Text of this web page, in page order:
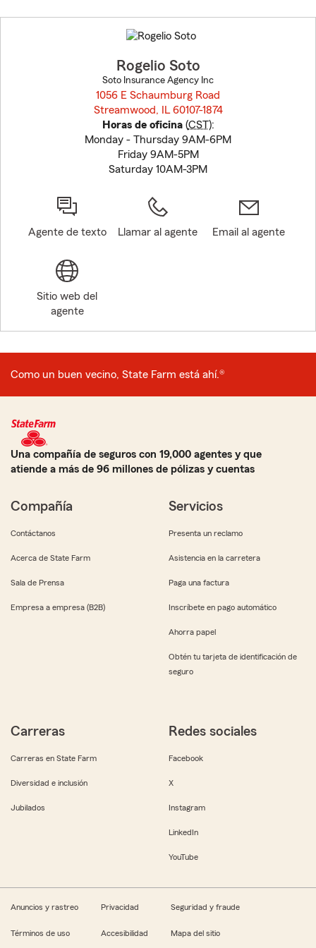
to
before
Rogelio Soto
Soto Insurance Agency Inc
1056 E Schaumburg Road
Streamwood, IL 60107-1874
Horas de oficina(CST):
Monday - Thursday 9AM-6PM
Friday 9AM-5PM
Saturday 10AM-3PM
Agente de texto Llamar al agente Email al agente
Sitio web del
agente
Como un buen vecino, State Farm está ahí.®
Una compañía de seguros con 19,000 agentes y que
atiende a más de 96 millones de pólizas y cuentas
Compañía
Contáctanos
Acerca de State Farm
Sala de Prensa
Empresa a empresa (B2B)
Servicios
Presenta un reclamo
Asistencia en la carretera
Paga una factura
Inscríbete en pago automático
Ahorra papel
Obtén tu tarjeta de identificación de
seguro
Carreras
Carreras en State Farm
Diversidad e inclusión
Jubilados
Redes sociales
Facebook
X
Instagram
LinkedIn
YouTube
Anuncios y rastreo Privacidad Seguridad y fraude
Términos de uso Accesibilidad Mapa del sitio